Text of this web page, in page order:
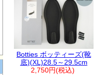
Botties ボッティーズ(靴
底)(XL)28.5～29.5cm
2,750円(税込)